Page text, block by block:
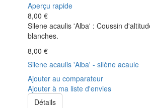
Aperçu rapide
8,00 €
Silene acaulis 'Alba' : Coussin
blanches.
8,00 €
Silene acaulis 'Alba' - silène acaule
Ajouter au comparateur
Ajouter à ma liste d'envies
Détails